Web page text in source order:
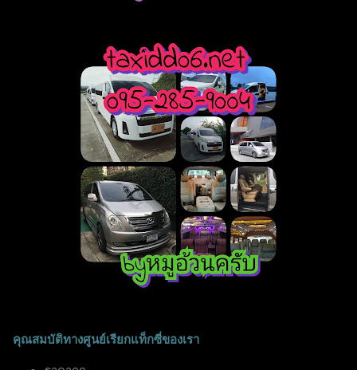
คุณสมบัติทางศูนย์เรียกแท็กซี่ของเรา